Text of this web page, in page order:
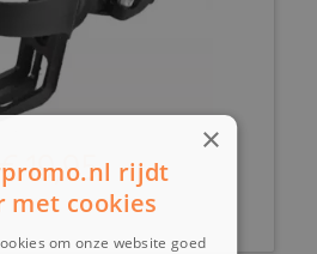
19,95
×
rijdt
met cookies
om onze website goed